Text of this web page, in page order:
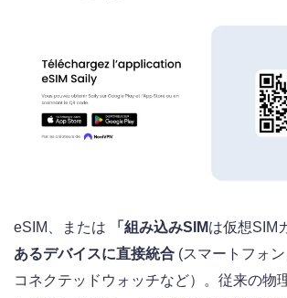
eSIM、または 「組み込みSIMは仮想SIM
あるデバイスに直接統合 (スマートフォン
コネクテッドウォッチなど）。従来の物